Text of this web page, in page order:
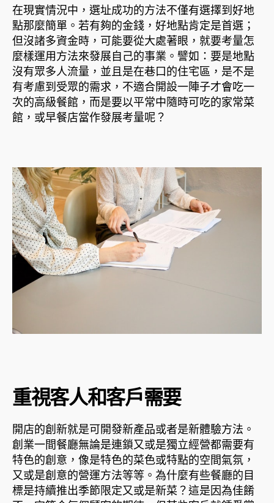
在現實情況中，選址成功的方法不僅有選擇到好地
點那麼簡單。若有夠的金錢，好地點肯定是首選；
但沒諸多資金時，可能要從大處著眼，就要考量怎
麼樣運用方法來發展自己的事業。譬如：要是地點
沒有眾多人流量，並且是在巷口的住宅區，是不是
有考慮到受眾的需求，不適合開設一陣子才會吃一
次的高級餐館，而是要以平常中隨時可吃的家常菜
館，或早餐店當作發展考量呢？
重視客人和客戶需要
開店的創新就是可開發新產品或者是新體驗方法。
創業一間餐廳無論是連鎖又或是獨立經營都需要有
特色的創意，像是特色的菜色或特點的空間氣氛，
又或是創意的營運方法等等。為什麼有些餐廳的目
標是持續推出季節限定又或是新菜？這是因為佳餚